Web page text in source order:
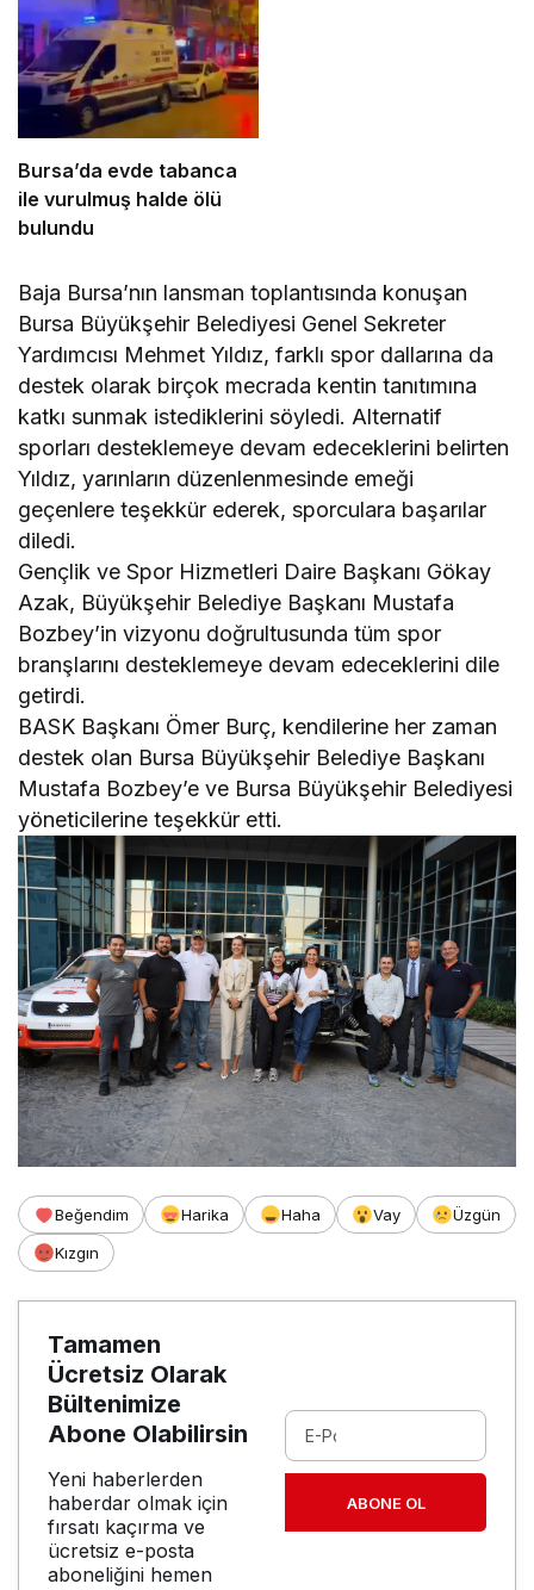
Bursa’da evde tabanca
ile vurulmuş halde ölü
bulundu
Baja Bursa’nın lansman toplantısında konuşan
Bursa Büyükşehir Belediyesi Genel Sekreter
Yardımcısı Mehmet Yıldız, farklı spor dallarına da
destek olarak birçok mecrada kentin tanıtımına
katkı sunmak istediklerini söyledi. Alternatif
sporları desteklemeye devam edeceklerini belirten
Yıldız, yarınların düzenlenmesinde emeği
geçenlere teşekkür ederek, sporculara başarılar
diledi.
Gençlik ve Spor Hizmetleri Daire Başkanı Gökay
Azak, Büyükşehir Belediye Başkanı Mustafa
Bozbey’in vizyonu doğrultusunda tüm spor
branşlarını desteklemeye devam edeceklerini dile
getirdi.
BASK Başkanı Ömer Burç, kendilerine her zaman
destek olan Bursa Büyükşehir Belediye Başkanı
Mustafa Bozbey’e ve Bursa Büyükşehir Belediyesi
yöneticilerine teşekkür etti.
Beğendim Harika Haha Vay
Üzgün
Kızgın
Tamamen
Ücretsiz Olarak
Bültenimize
Abone Olabilirsin
Yeni haberlerden
haberdar olmak için
fırsatı kaçırma ve
ücretsiz e-posta
aboneliğini hemen
ABONE OL